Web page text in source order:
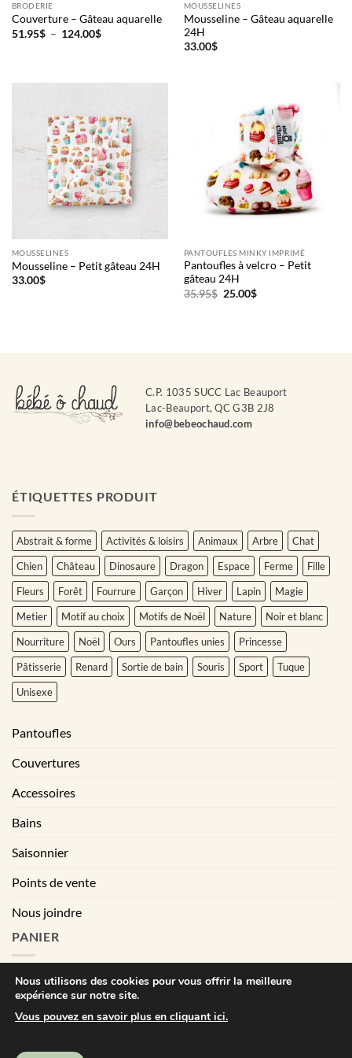
BRODERIE
Couverture – Gâteau aquarelle
51.95$ – 124.00$Plage
124.00$
MOUSSELINES
Mousseline – Gâteau aquarelle
24H
33.00$
MOUSSELINES
Mousseline – Petit gâteau 24H
33.00$
PANTOUFLES MINKY IMPRIMÉ
Pantoufles à velcro – Petit
gâteau 24H
35.95$ Le
25.00$Le
C.P. 1035 SUCC Lac Beauport
Lac-Beauport, QC G3B 2J8
info@bebeochaud.com
ÉTIQUETTES PRODUIT
Abstrait & forme Activités & loisirs Animaux Arbre
Chat
Chien
Château Dinosaure Dragon Espace Ferme
Fille
Fleurs
Forêt Fourrure Garçon Hiver Lapin
Magie
Metier
Motif au choix Motifs de Noël Nature
Noir et blanc
Nourriture
Noël Ours Pantoufles unies
Princesse
Pâtisserie
Renard Sortie de bain Souris Sport
Tuque
Unisexe
Pantoufles
Couvertures
Accessoires
Bains
Saisonnier
Points de vente
Nous joindre
PANIER
Conditions générales de vente
Nous utilisons des cookies pour vous offrir la meilleure
expérience sur notre site.
Vous pouvez en savoir plus en cliquant ici.
Courriel
Date
de
naissance
Cliquez
votre
10%